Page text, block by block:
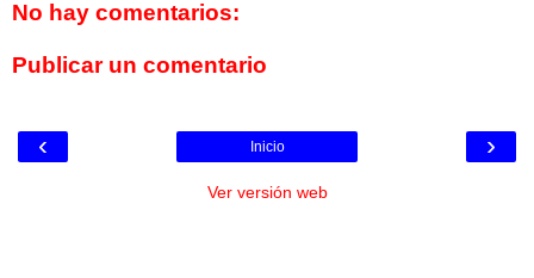
No hay comentarios:
Publicar un comentario
‹ ›
Inicio
Ver versión web